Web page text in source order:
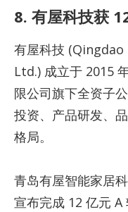
8. 有屋科技获
有屋科技
Ltd.) 成立于 2015
限公司旗下全资子
投资、产品研发、
格局。
青岛有屋智能家居
宣布完成 12 亿元 A